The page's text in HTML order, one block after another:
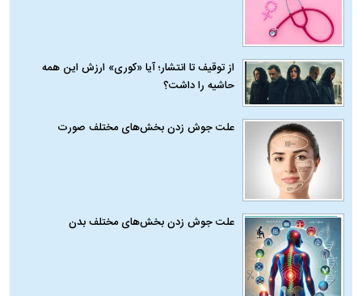
از توقیف تا انتشار؛ آیا «کوری» ارزش این همه
حاشیه را داشت؟
علت جوش زدن بخش‌های مختلف صورت
علت جوش زدن بخش‌های مختلف بدن